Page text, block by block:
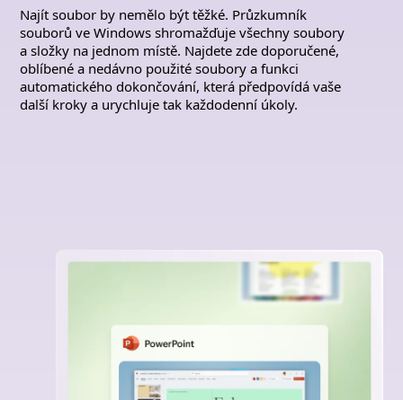
Najít soubor by nemělo být těžké. Průzkumník
souborů ve Windows shromažďuje všechny soubory
a složky na jednom místě. Najdete zde doporučené,
oblíbené a nedávno použité soubory a funkci
automatického dokončování, která předpovídá vaše
další kroky a urychluje tak každodenní úkoly.